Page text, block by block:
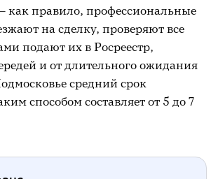
как правило, профессиональные
на сделку, проверяют все
подают их в Росреестр,
и от длительного ожидания
средний срок
способом составляет от 5 до 7